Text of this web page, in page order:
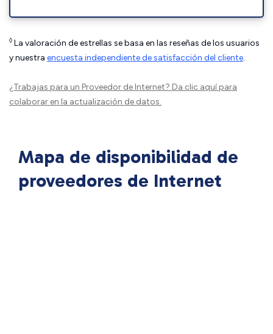
◊ La valoración de estrellas se basa en las reseñas de los usuarios
y nuestra encuesta independiente de satisfacción del cliente.
¿Trabajas para un Proveedor de Internet? Da clic aquípara
colaborar en la actualización de datos.
Mapa de disponibilidad de
proveedores de Internet